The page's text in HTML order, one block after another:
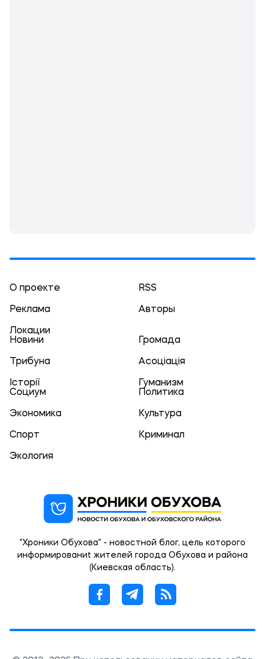
О проекте RSS
Реклама Авторы
Локации
Новини
Громада
Трибуна Асоціація
Історії
Гуманизм
Социум
Политика
Экономика Культура
Спорт Криминал
Экология
"Хроники Обухова" - новостной блог, цель которого
информированиt жителей города Обухова и района
(Киевская область).